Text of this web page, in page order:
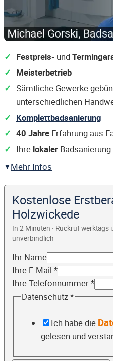
Festpreis- und
Meisterbetrieb
Sämtliche Gewerke
unterschiedlichen
Komplettbadsanierung
40 Jahre Erfahrung aus
Ihre lokaler Badsanierung
Mehr Infos
Kostenlose
Holzwickede
In 2 Minuten · Rückruf werktags
unverbindlich
Ihr Name
Ihre E-Mail *
Ihre Telefonnummer*
Datenschutz*
Ich habe die
gelesen und